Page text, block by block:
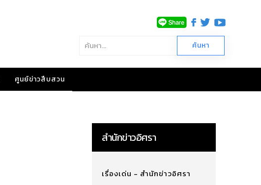
ศูนย์ข่าวสืบสวน
สำนักข่าวอิศรา
เรื่องเด่น - สำนักข่าวอิศรา